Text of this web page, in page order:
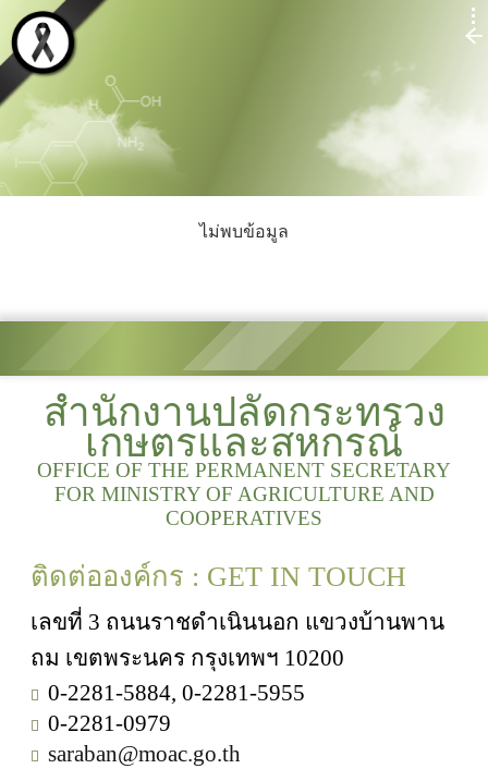
ไม่พบข้อมูล
สำนักงานปลัดกระทรวง
เกษตรและสหกรณ์
OFFICE OF THE PERMANENT SECRETARY
FOR MINISTRY OF AGRICULTURE AND
COOPERATIVES
ติดต่อองค์กร : GET IN TOUCH
เลขที่ 3 ถนนราชดำเนินนอก แขวงบ้านพาน
ถม เขตพระนคร กรุงเทพฯ 10200
0-2281-5884, 0-2281-5955
0-2281-0979
saraban@moac.go.th